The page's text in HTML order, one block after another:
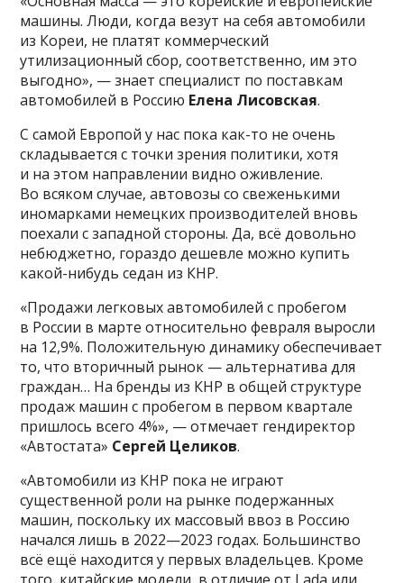
машины. Люди, когда везут на себя автомобили
из Кореи, не платят коммерческий
утилизационный сбор, соответственно, им это
выгодно», — знает специалист по поставкам
автомобилей в Россию Елена Лисовская.
С самой Европой у нас пока как-то не очень
складывается с точки зрения политики, хотя
и на этом направлении видно оживление.
Во всяком случае, автовозы со свеженькими
иномарками немецких производителей вновь
поехали с западной стороны. Да, всё довольно
небюджетно, гораздо дешевле можно купить
какой-нибудь седан из КНР.
«Продажи легковых автомобилей с пробегом
в России в марте относительно февраля выросли
на 12,9%. Положительную динамику обеспечивает
то, что вторичный рынок — альтернатива для
граждан… На бренды из КНР в общей структуре
продаж машин с пробегом в первом квартале
пришлось всего 4%», — отмечает гендиректор
«Автостата» Сергей Целиков.
«Автомобили из КНР пока не играют
существенной роли на рынке подержанных
машин, поскольку их массовый ввоз в Россию
начался лишь в 2022—2023 годах. Большинство
всё ещё находится у первых владельцев. Кроме
того, китайские модели, в отличие от Lada или